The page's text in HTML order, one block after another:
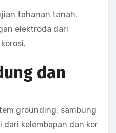
tahanan tanah.
elektroda dari
dan
grounding, sambung
kelembapan dan kor